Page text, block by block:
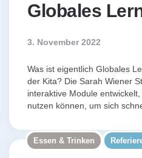
Globales
3. November 2022
Was ist eigentlich Globales
der Kita? Die Sarah Wiener
interaktive Module
nutzen können, um sich
Essen & Trinken